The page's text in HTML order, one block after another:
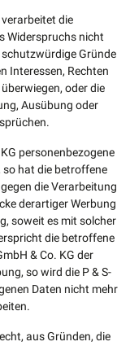
verarbeitet die
Widerspruchs nicht
schutzwürdige Gründe
Interessen, Rechten
oder die
Ausübung oder
personenbezogene
so hat die betroffene
die Verarbeitung
derartiger Werbung
soweit es mit solcher
die betroffene
& Co. KG der
so wird die P & S-
Daten nicht mehr
aus Gründen, die